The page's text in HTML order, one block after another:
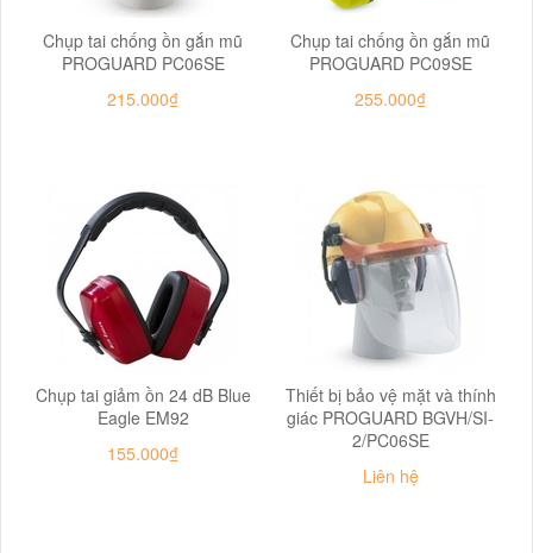
Chụp tai chống ồn gắn mũ
PROGUARD PC06SE
215.000₫
Chụp tai chống ồn gắn mũ
PROGUARD PC09SE
255.000₫
Chụp tai giảm ồn 24 dB Blue
Eagle EM92
155.000₫
Thiết bị bảo vệ mặt và thính
giác PROGUARD BGVH/SI-
2/PC06SE
Liên hệ